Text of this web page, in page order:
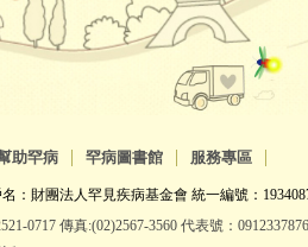
助罕病 | 罕病圖書館 | 服務專區 |
：財團法人罕見疾病基金會 統一編號：
0717 傳真:(02)2567-3560 代表號：0912337876